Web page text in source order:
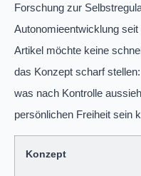
Forschung zur
Autonomieentwicklung
Artikel möchte keine
das Konzept scharf
was nach Kontrolle
persönlichen Freiheit sein
Konzept